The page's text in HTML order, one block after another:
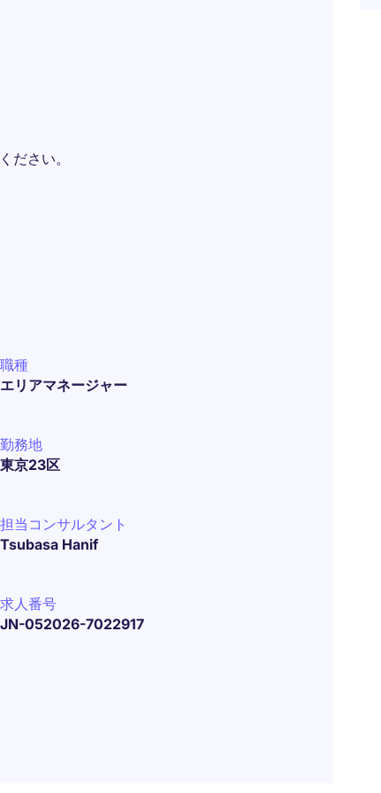
ださい。
職種
エリアマネージャー
勤務地
東京23区
担当コンサルタント
Tsubasa Hanif
求人番号
JN-052026-7022917